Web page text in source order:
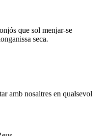
que sol menjar-se
seca.
amb nosaltres en qualsevol